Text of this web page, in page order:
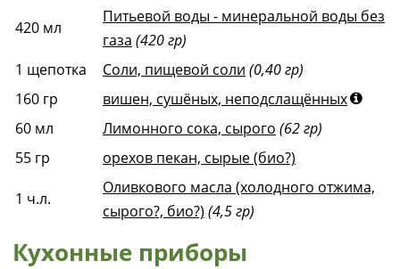
420 мл
Питьевой воды - минеральной воды без
газа (420 гр)
1 щепотка Соли, пищевой соли (0,40 гр)
160 гр
вишен, сушёных, неподслащённых
60 мл Лимонного сока, сырого (62 гр)
55 гр орехов пекан, сырые (био?)
1 ч.л.
Оливкового масла (холодного отжима,
сырого?, био?) (4,5 гр)
Кухонные приборы